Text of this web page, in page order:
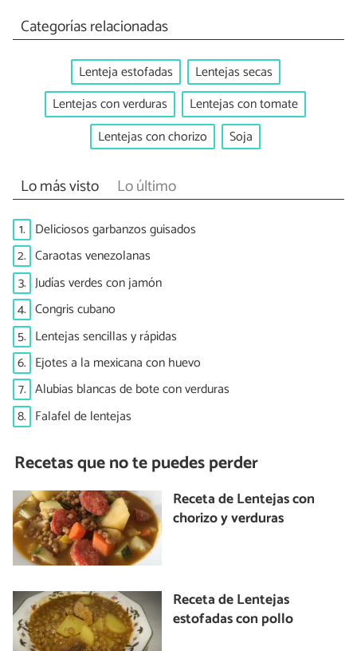
Categorías relacionadas
Lenteja estofadas
Lentejas secas
Lentejas con verduras
Lentejas con tomate
Lentejas con chorizo
Soja
Lo más visto Lo último
1. Deliciosos garbanzos guisados
2. Caraotas venezolanas
3. Judías verdes con jamón
4. Congris cubano
5. Lentejas sencillas y rápidas
6. Ejotes a la mexicana con huevo
7. Alubias blancas de bote con verduras
8. Falafel de lentejas
Recetas que no te puedes perder
Receta de Lentejas con
chorizo y verduras
Receta de Lentejas
estofadas con pollo